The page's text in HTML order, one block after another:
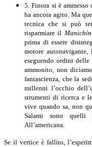
5. Finora si è
ha ancora agito. Ma
tecnica che si può
risparmiare il
prima di essere
motore
eseguendo ordini
ammonito, non
fantascienza, che la
millenni l’occhio
strumenti di ricerca e
vive quando sa, non
Salami sono
All’americana.
Se il vertice è fallito,